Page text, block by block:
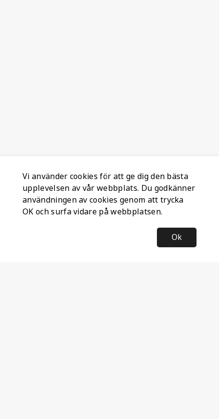
Vi använder cookies för att ge dig den bästa
upplevelsen av vår webbplats. Du godkänner
användningen av cookies genom att trycka
OK och surfa vidare på webbplatsen.
Ok